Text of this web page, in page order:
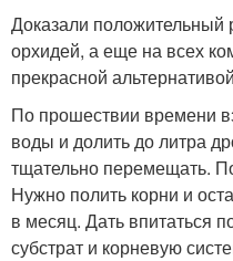
Доказали положительный
орхидей, а еще на всех
прекрасной
По прошествии времени
воды и долить до литра
тщательно перемещать.
Нужно полить корни и
в месяц. Дать впитаться
субстрат и корневую